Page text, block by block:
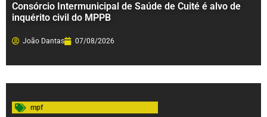
Consórcio Intermunicipal de Saúde de Cuité é alvo de
inquérito civil do MPPB
João Dantas 07/08/2026
mpf